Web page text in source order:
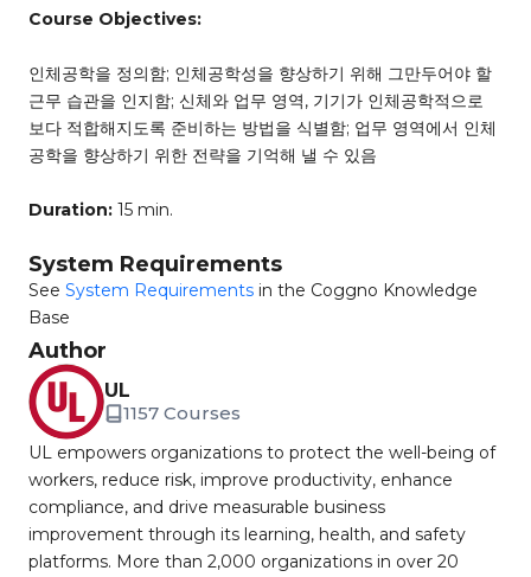
Course Objectives:
인체공학을 정의함; 인체공학성을 향상하기 위해 그만두어야 할
근무 습관을 인지함; 신체와 업무 영역, 기기가 인체공학적으로
보다 적합해지도록 준비하는 방법을 식별함; 업무 영역에서 인체
공학을 향상하기 위한 전략을 기억해 낼 수 있음
Duration: 15 min.
System Requirements
See System Requirements in the Coggno Knowledge
Base
Author
UL
1157 Courses
UL empowers organizations to protect the well-being of
workers, reduce risk, improve productivity, enhance
compliance, and drive measurable business
improvement through its learning, health, and safety
platforms. More than 2,000 organizations in over 20